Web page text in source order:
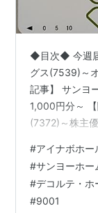
◆目次◆ 今週
グス(7539)～
記事】 サンヨ
1,000円分～
(7372)～株主
【関連記事】
す。 私は「
ー株を中心と
て活動してい
#アイナボホー
#サンヨーホー
#デコルテ・ホ
#9001